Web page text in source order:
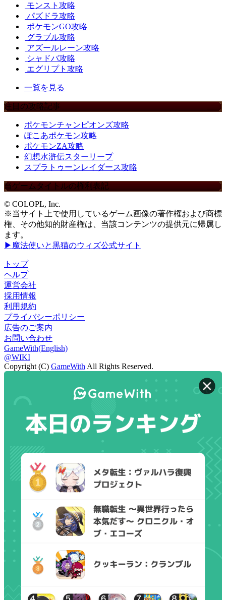
モンスト攻略
パズドラ攻略
ポケモンGO攻略
グラブル攻略
アズールレーン攻略
シャドバ攻略
エグリプト攻略
一覧を見る
注目の攻略記事
ポケモンチャンピオンズ攻略
ぽこあポケモン攻略
ポケモンZA攻略
幻想水滸伝スターリープ
スプラトゥーンレイダース攻略
当ゲームタイトルの権利表記
© COLOPL, Inc.
※当サイト上で使用しているゲーム画像の著作権および商標
権、その他知的財産権は、当該コンテンツの提供元に帰属し
ます。
▶魔法使いと黒猫のウィズ公式サイト
トップ
ヘルプ
運営会社
採用情報
利用規約
プライバシーポリシー
広告のご案内
お問い合わせ
GameWith(English)
@WIKI
Copyright (C) GameWith All Rights Reserved.